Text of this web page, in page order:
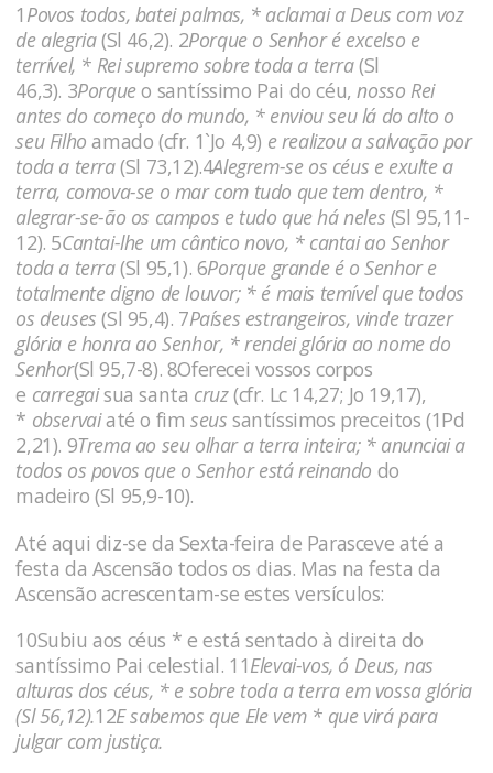
1 Povos todos, batei palmas, * aclamai a Deus com voz
de alegria(Sl 46,2). 2Porque o Senhor é excelso e
terrível, * Rei supremo sobre toda a terra(Sl
46,3). 3Porqueo santíssimo Pai do céu,nosso Rei
antes do começo do mundo, * enviou seu lá do alto o
seu Filhoamado (cfr. 1`Jo 4,9) e realizou a salvação por
toda a terra(Sl 73,12).4Alegrem-se os céus e exulte a
terra, comova-se o mar com tudo que tem dentro, *
alegrar-se-ão os campos e tudo que há neles (Sl 95,11-
12). 5Cantai-lhe um cântico novo, * cantai ao Senhor
toda a terra(Sl 95,1). 6Porque grande é o Senhor e
totalmente digno de louvor; * é mais temível que todos
os deuses(Sl 95,4). 7Países estrangeiros, vinde trazer
glória e honra ao Senhor, * rendei glória ao nome do
Senhor(Sl 95,7-8). 8Oferecei vossos corpos
e carregaisua santa cruz(cfr. Lc 14,27; Jo 19,17),
* observaiaté o fim seus santíssimos preceitos (1Pd
2,21). 9Trema ao seu olhar a terra inteira; * anunciai a
todos os povos que o Senhor está reinando do
madeiro (Sl 95,9-10).
Até aqui diz-se da Sexta-feira de Parasceve até a
festa da Ascensão todos os dias. Mas na festa da
Ascensão acrescentam-se estes versículos:
10Subiu aos céus * e está sentado à direita do
santíssimo Pai celestial. 11Elevai-vos, ó Deus, nas
alturas dos céus, * e sobre toda a terra em vossa glória
(Sl 56,12).12E sabemos que Ele vem * que virá para
julgar com justiça.